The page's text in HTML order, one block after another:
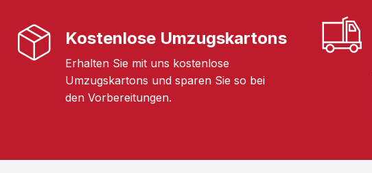
Kostenlose Umzugskartons
Erhalten Sie mit uns kostenlose
Umzugskartons und sparen Sie so bei
den Vorbereitungen.